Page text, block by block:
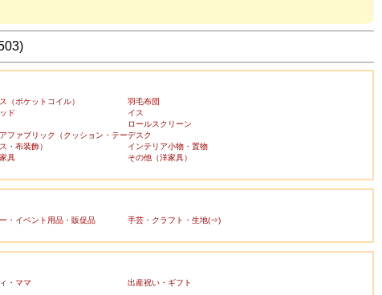
（ポケットコイル）
羽毛布団
ド
イス
ロールスクリーン
ファブリック（クッション・テー
・布装飾）
デスク
インテリア小物・置物
具
その他（洋家具）
・イベント用品・販促品
手芸・クラフト・生地(⇒)
・ママ
出産祝い・ギフト